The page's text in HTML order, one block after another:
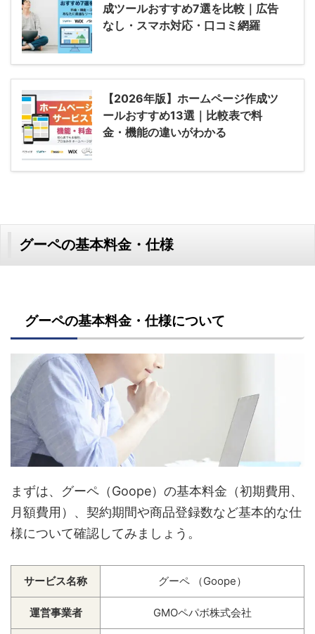
成ツールおすすめ7選を比較｜広告
なし・スマホ対応・口コミ網羅
【2026年版】ホームページ作成ツ
ールおすすめ13選｜比較表で料
金・機能の違いがわかる
グーペの基本料金・仕様
グーペの基本料金・仕様について
まずは、グーペ（Goope）の基本料金（初期費用、
月額費用）、契約期間や商品登録数など基本的な仕
様について確認してみましょう。
サービス名称 グーペ （Goope）
運営事業者 GMOペパボ株式会社